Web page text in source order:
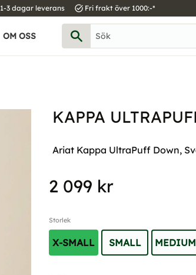
1-3 dagar leverans task_alt Fri frakt över 1000:-*
OM OSS
KAPPA
Ariat Kappa UltraPuff Down,
2 099 kr
Storlek
X-SMALL SMALL MEDIUM